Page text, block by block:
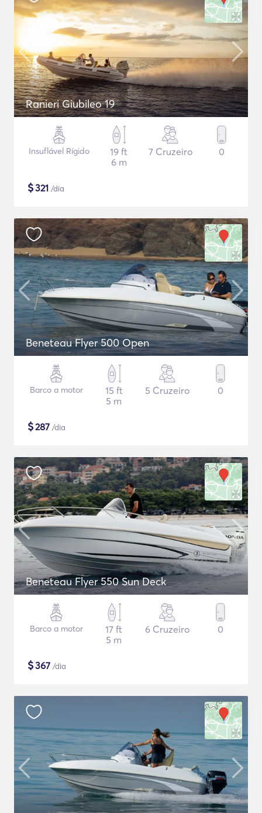
Ranieri Giubileo 19
Insuflável Rígido
19 ft
6 m
7 Cruzeiro 0
$321 /dia
Beneteau Flyer 500 Open
Barco a motor
15 ft
5 m
5 Cruzeiro 0
$287 /dia
Beneteau Flyer 550 Sun Deck
Barco a motor
17 ft
5 m
6 Cruzeiro 0
$367 /dia